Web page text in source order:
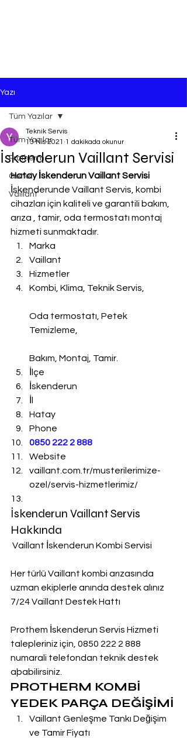
Yazı
Tüm Yazılar
Protherm
Genel
Vaillant
Tüm Yazılar
İskenderun Vaillant Servisi
Teknik Servis
13 Nis 2021 1 dakikada okunur
Hatay İskenderun Vaillant Servisi
İskenderunde Vaillant Servis, kombi
cihazları için kaliteli ve garantili bakım,
arıza , tamir, oda termostatı montaj
hizmeti sunmaktadır.
Marka
Vaillant
Hizmetler
Kombi, Klima, Teknik Servis,
Oda termostatı, Petek
Temizleme,
Bakım, Montaj, Tamir.
İlçe
İskenderun
Hatay
Phone
0850 222 2 888
Website
vaillant.com.tr/musterilerimize-
ozel/servis-hizmetlerimiz/
İskenderun Vaillant Servis
Hakkında
Vaillant İskenderun Kombi Servisi
Her türlü Vaillant kombi arızasında
uzman ekiplerle anında destek alınız
7/24 Vaillant Destek Hattı
Prothem İskenderun Servis Hizmeti
talepleriniz için, 0850 222 2 888
numarali telefondan teknik destek
aþabilirsiniz.
PROTHERM KOMBİ
YEDEK PARÇA DEĞİŞİMİ
Vaillant Genleşme Tankı Değişim
ve Tamir Fiyatı